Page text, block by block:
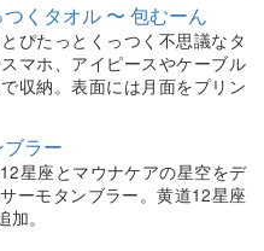
くタオル 〜 包むーん
ぴたっとくっつく不思議なタ
マホ、アイピースやケーブル
収納。表面には月面をプリン
ラー
星座とマウナケアの星空をデ
ーモタンブラー。黄道12星座
。